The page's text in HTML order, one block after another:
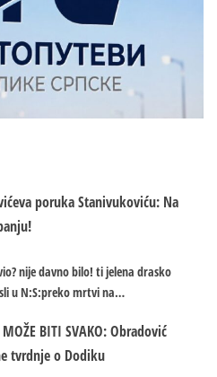
poruka Stanivukoviću: Na
nije davno bilo! ti jelena drasko
u N:S:preko mrtvi na…
BITI SVAKO: Obradović
tvrdnje o Dodiku